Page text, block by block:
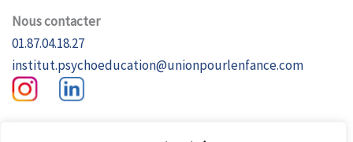
Nous contacter
01.87.04.18.27
institut.psychoeducation@unionpourlenfance.com